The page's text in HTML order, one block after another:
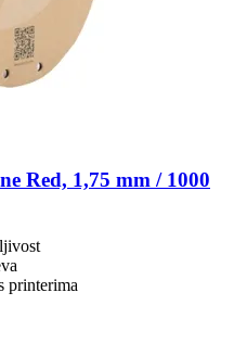
Red, 1,75 mm / 1000
printerima